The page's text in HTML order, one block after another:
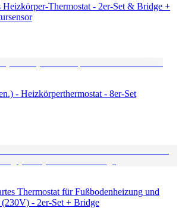
Heizkörper-Thermostat - 2er-Set & Bridge +
- Heizkörperthermostat - 8er-Set
Thermostat für Fußbodenheizung und
(230V) - 2er-Set + Bridge